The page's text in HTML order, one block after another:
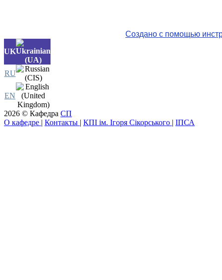
Создано с помощью
UK
RU
EN
2026 © Кафедра СП
О кафедре | Контакты | КПІ ім. Ігоря Сікорського | ІПСА